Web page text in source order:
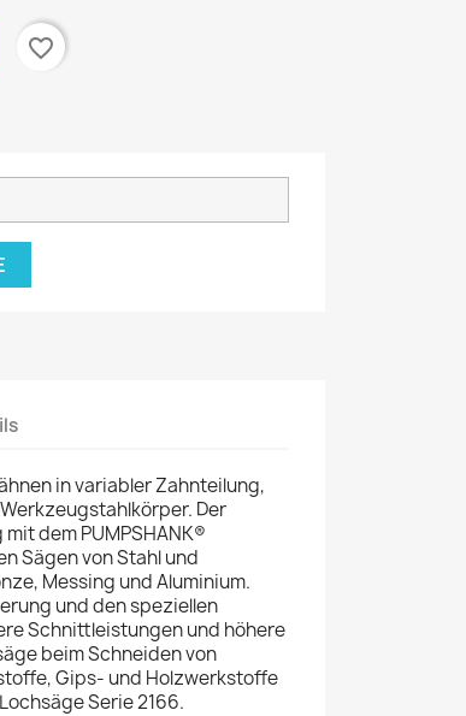
favorite_border
in variabler Zahnteilung,
Der
dem PUMPSHANK®
Sägen von Stahl und
Messing und Aluminium.
und den speziellen
Schnittleistungen und höhere
beim Schneiden von
Gips- und Holzwerkstoffe
Serie 2166.